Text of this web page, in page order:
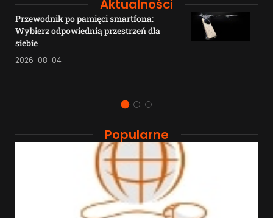
Aktualności
Przewodnik po pamięci smartfona:
Wybierz odpowiednią przestrzeń dla
siebie
2026-08-04
Popularne